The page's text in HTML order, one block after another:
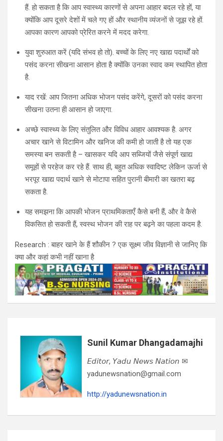
हैं. हो सकता है कि आप स्वास्थ्य कारणों से अपना आहार बदल रहे हों, या
क्योंकि आप दूसरे देशों में चले गए हों और स्थानीय व्यंजनों से जूझ रहे हों.
आपका कारण आपको प्रेरित करने में मदद करेगा.
युवा शुरुआत करें (यदि संभव हो तो). बच्चों के लिए नए खाद्य पदार्थों को
पसंद करना सीखना आसान होता है क्योंकि उनका स्वाद कम स्थापित होता
है.
याद रखें: आप जितना अधिक भोजन पसंद करेंगे, दूसरों को पसंद करना
सीखना उतना ही आसान हो जाएगा.
अच्छे स्वास्थ्य के लिए संतुलित और विविध आहार आवश्यक है. अगर
अचार खाने से विटामिन और खनिज की कमी हो जाती है तो यह एक
समस्या बन सकती है – खासकर यदि आप सब्जियों जैसे संपूर्ण खाद्य
समूहों से परहेज कर रहे हैं. साथ ही, बहुत अधिक स्वादिष्ट लेकिन ऊर्जा से
भरपूर खाद्य पदार्थ खाने से मोटापा सहित पुरानी बीमारी का खतरा बढ़
सकता है.
यह समझना कि आपकी भोजन प्राथमिकताएँ कैसे बनी हैं, और वे कैसे
विकसित हो सकती हैं, स्वस्थ भोजन की राह पर बढ़ने का पहला कदम है.
Research : बाहर खाने के हैं शौकीन ? एक सूक्ष्म जीव विज्ञानी से जानिए कि
क्या और कहां कभी नहीं खाना है
Sunil Kumar Dhangadamajhi
𝘌𝘥𝘪𝘵𝘰𝘳, 𝘠𝘢𝘥𝘶 𝘕𝘦𝘸𝘴 𝘕𝘢𝘵𝘪𝘰𝘯 ✉
yadunewsnation@gmail.com
http://yadunewsnation.in